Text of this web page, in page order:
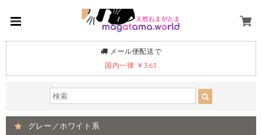
メール便配送で
国内一律 ￥363
グレー／ホワイト系